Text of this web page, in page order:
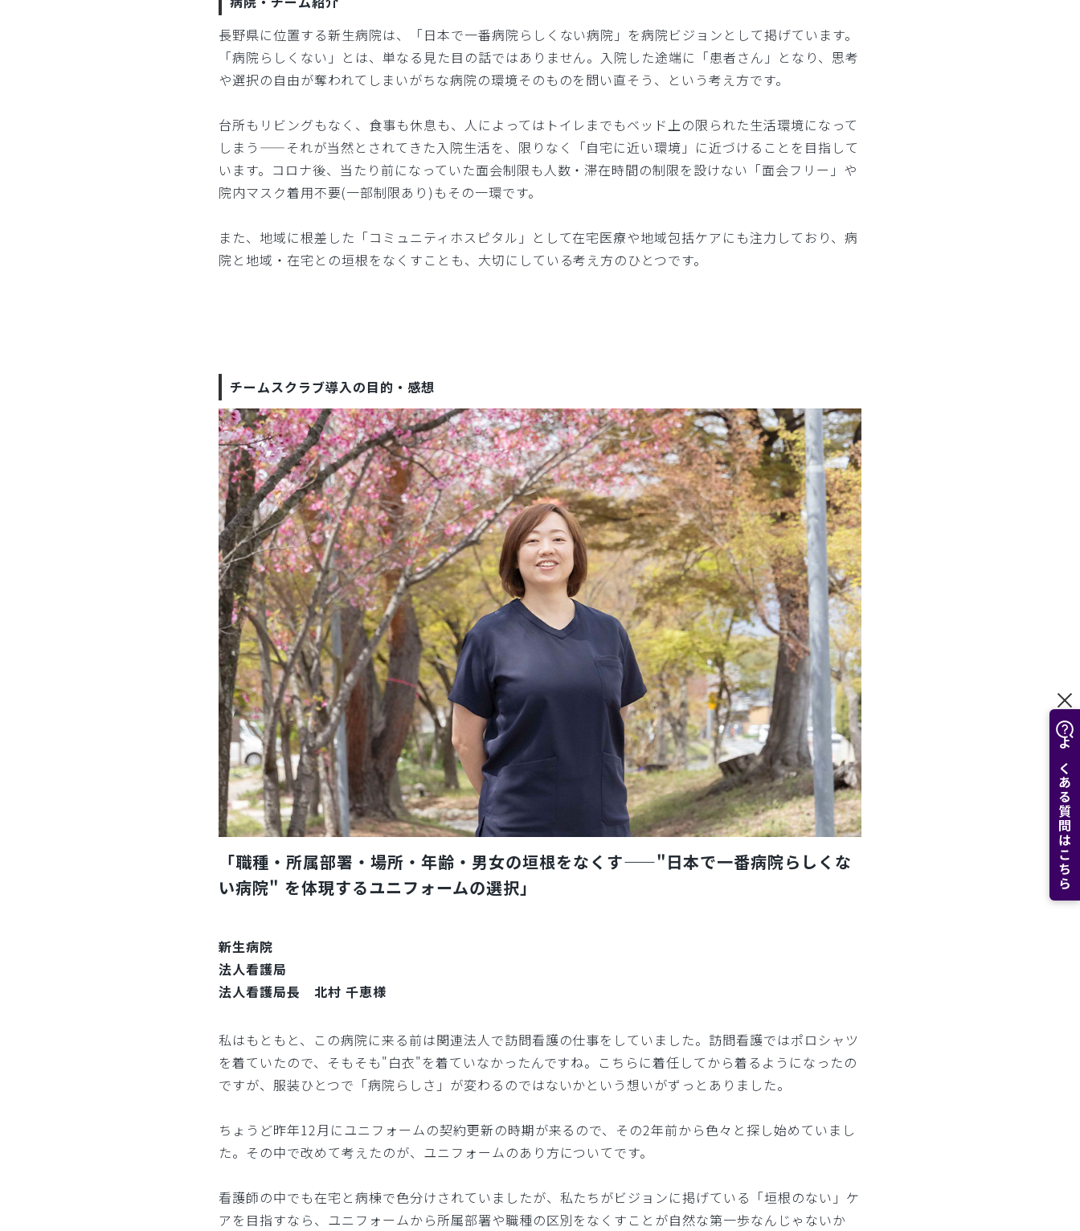
よくある質問はこちら
長野県に位置する新生病院は、「日本で一番病院らしくない病院」を病院ビジョンとして掲げています。
「病院らしくない」とは、単なる見た目の話ではありません。入院した途端に「患者さん」となり、思考
や選択の自由が奪われてしまいがちな病院の環境そのものを問い直そう、という考え方です。
台所もリビングもなく、食事も休息も、人によってはトイレまでもベッド上の限られた生活環境になって
しまう——それが当然とされてきた入院生活を、限りなく「自宅に近い環境」に近づけることを目指して
います。コロナ後、当たり前になっていた面会制限も人数・滞在時間の制限を設けない「面会フリー」や
院内マスク着用不要(一部制限あり)もその一環です。
また、地域に根差した「コミュニティホスピタル」として在宅医療や地域包括ケアにも注力しており、病
院と地域・在宅との垣根をなくすことも、大切にしている考え方のひとつです。
チームスクラブ導入の目的・感想
「職種・所属部署・場所・年齢・男女の垣根をなくす——"日本で一番病院らしくな
い病院" を体現するユニフォームの選択」
新生病院
法人看護局
法人看護局長 北村 千恵様
私はもともと、この病院に来る前は関連法人で訪問看護の仕事をしていました。訪問看護ではポロシャツ
を着ていたので、そもそも"白衣"を着ていなかったんですね。こちらに着任してから着るようになったの
ですが、服装ひとつで「病院らしさ」が変わるのではないかという想いがずっとありました。
ちょうど昨年12月にユニフォームの契約更新の時期が来るので、その2年前から色々と探し始めていまし
た。その中で改めて考えたのが、ユニフォームのあり方についてです。
看護師の中でも在宅と病棟で色分けされていましたが、私たちがビジョンに掲げている「垣根のない」ケ
アを目指すなら、ユニフォームから所属部署や職種の区別をなくすことが自然な第一歩なんじゃないか